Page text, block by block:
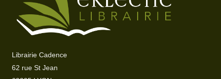
Librairie Cadence
62 rue St Jean